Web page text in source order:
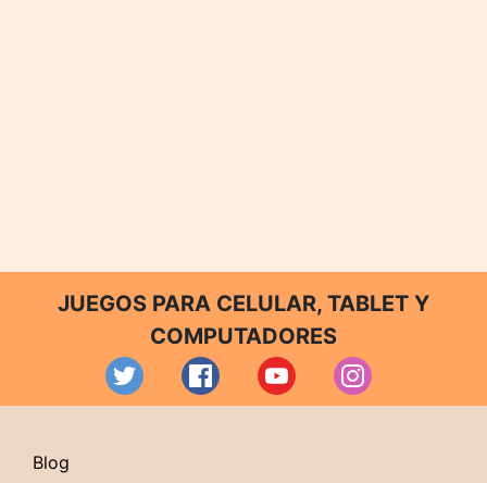
JUEGOS PARA CELULAR, TABLET Y
COMPUTADORES
Blog